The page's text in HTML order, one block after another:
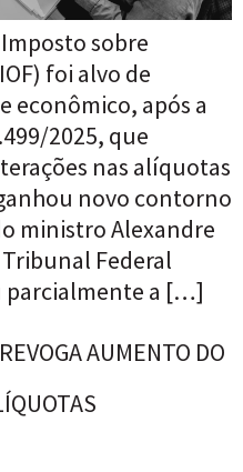
sobre
foi alvo de
econômico, após a
2025, que
nas alíquotas
novo contorno
ministro Alexandre
Federal
parcialmente a […]
AUMENTO DO